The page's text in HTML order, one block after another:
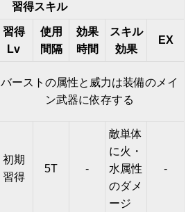
習得スキル
習得
Lv
使用
間隔
効果
時間
スキル
効果
EX
バーストの属性と威力は装備のメイ
ン武器に依存する
初期
習得
5T -
敵単体
に火・
水属性
のダメ
ージ
-